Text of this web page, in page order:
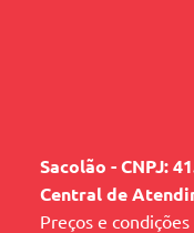
Sacolão - CNPJ:
Central de
Preços e